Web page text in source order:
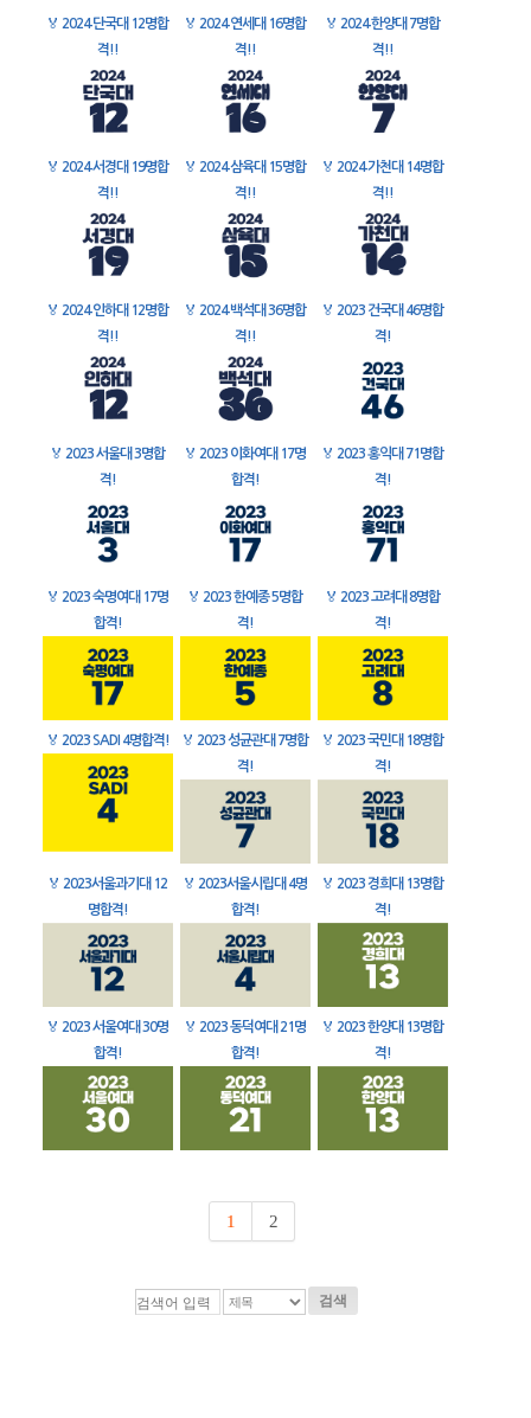
🏅 2024 단국대 12명합
격!!
🏅 2024 연세대 16명합
격!!
🏅 2024 한양대 7명합
격!!
🏅 2024 서경대 19명합
격!!
🏅 2024 삼육대 15명합
격!!
🏅 2024 가천대 14명합
격!!
🏅 2024 인하대 12명합
격!!
🏅 2024 백석대 36명합
격!!
🏅 2023 건국대 46명합
격!
🏅 2023 서울대 3명합
격!
🏅 2023 이화여대 17명
합격!
🏅 2023 홍익대 71명합
격!
🏅 2023 숙명여대 17명
합격!
🏅 2023 한예종 5명합
격!
🏅 2023 고려대 8명합
격!
🏅 2023 SADI 4명합격! 🏅 2023 성균관대 7명합
격!
🏅 2023 국민대 18명합
격!
🏅 2023서울과기대 12
명합격!
🏅 2023서울시립대 4명
합격!
🏅 2023 경희대 13명합
격!
🏅 2023 서울여대 30명
합격!
🏅 2023 동덕여대 21명
합격!
🏅 2023 한양대 13명합
격!
1 2
검색